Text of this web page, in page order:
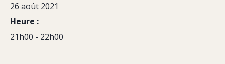
26 août 2021
Heure :
21h00 - 22h00